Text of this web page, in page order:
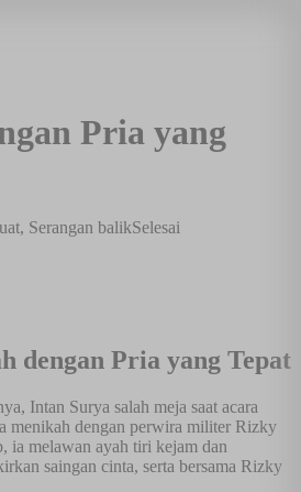
Pria yang
Serangan balikSelesai
dengan Pria yang Tepat
Intan Surya salah meja saat acara
menikah dengan perwira militer Rizky
ia melawan ayah tiri kejam dan
saingan cinta, serta bersama Rizky